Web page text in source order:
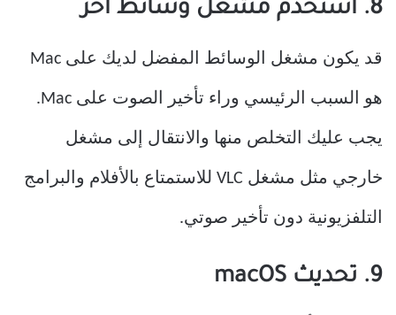
8. استخدم مشغل وسائط آخر
قد يكون مشغل الوسائط المفضل لديك على Mac
هو السبب الرئيسي وراء تأخير الصوت على Mac.
يجب عليك التخلص منها والانتقال إلى مشغل
خارجي مثل مشغل VLC للاستمتاع بالأفلام والبرامج
التلفزيونية دون تأخير صوتي.
9. تحديث macOS